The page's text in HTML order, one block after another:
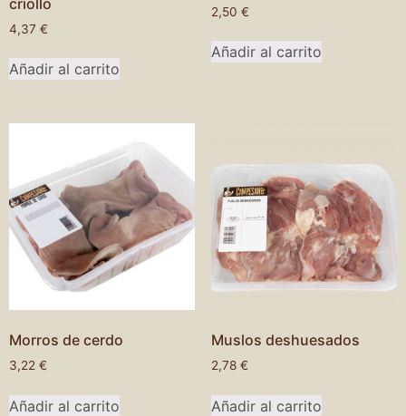
4,37 €
Añadir al carrito
2,50 €
Añadir al carrito
Morros de cerdo
3,22 €
Añadir al carrito
Muslos deshuesados
2,78 €
Añadir al carrito